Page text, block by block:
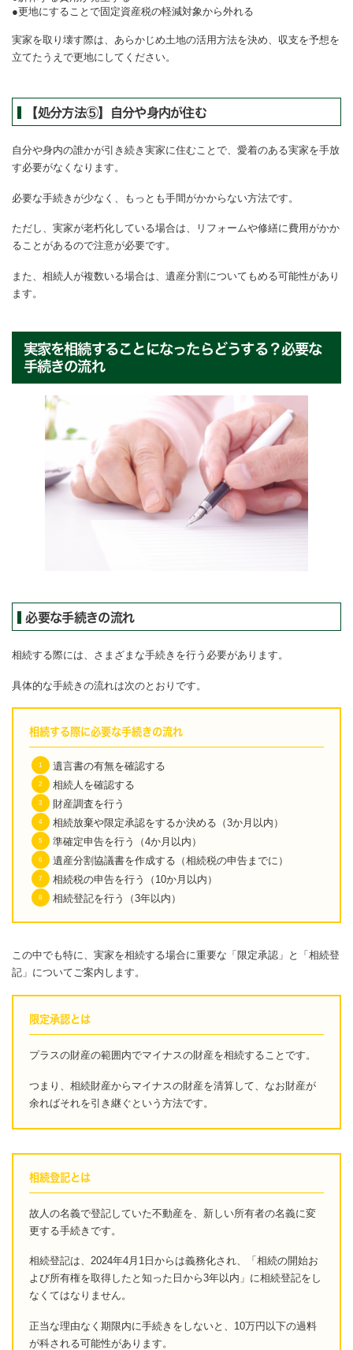
更地にすることで固定資産税の軽減対象から外れる
実家を取り壊す際は、あらかじめ土地の活用方法を決め、収支を予想を
立てたうえで更地にしてください。
【処分方法⑤】自分や身内が住む
自分や身内の誰かが引き続き実家に住むことで、愛着のある実家を手放
す必要がなくなります。
必要な手続きが少なく、もっとも手間がかからない方法です。
ただし、実家が老朽化している場合は、リフォームや修繕に費用がかか
ることがあるので注意が必要です。
また、相続人が複数いる場合は、遺産分割についてもめる可能性があり
ます。
実家を相続することになったらどうする？必要な
手続きの流れ
必要な手続きの流れ
相続する際には、さまざまな手続きを行う必要があります。
具体的な手続きの流れは次のとおりです。
相続する際に必要な手続きの流れ
遺言書の有無を確認する
相続人を確認する
財産調査を行う
相続放棄や限定承認をするか決める（3か月以内）
準確定申告を行う（4か月以内）
遺産分割協議書を作成する（相続税の申告までに）
相続税の申告を行う（10か月以内）
相続登記を行う（3年以内）
この中でも特に、実家を相続する場合に重要な「限定承認」と「相続登
記」についてご案内します。
限定承認とは
プラスの財産の範囲内でマイナスの財産を相続することです。
つまり、相続財産からマイナスの財産を清算して、なお財産が
余ればそれを引き継ぐという方法です。
相続登記とは
故人の名義で登記していた不動産を、新しい所有者の名義に変
更する手続きです。
相続登記は、2024年4月1日からは義務化され、「相続の開始お
よび所有権を取得したと知った日から3年以内」に相続登記をし
なくてはなりません。
正当な理由なく期限内に手続きをしないと、10万円以下の過料
が科される可能性があります。